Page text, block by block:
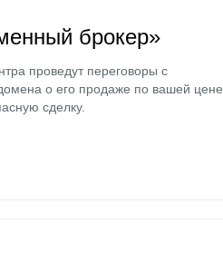
брокер»
проведут переговоры с
о его продаже по вашей цене
сделку.